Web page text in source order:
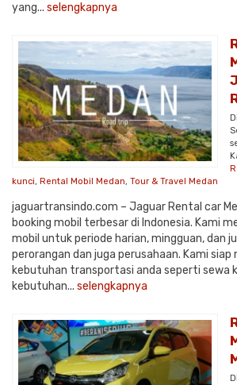
yang... selengkapnya
kunci, Rental Mobil Medan, Tour & Travel Medan
jaguartransindo.com – Jaguar Rental car
booking mobil terbesar di Indonesia. Kami
mobil untuk periode harian, mingguan, dan
perorangan dan juga perusahaan. Kami siap
kebutuhan transportasi anda seperti sewa
kebutuhan... selengkapnya